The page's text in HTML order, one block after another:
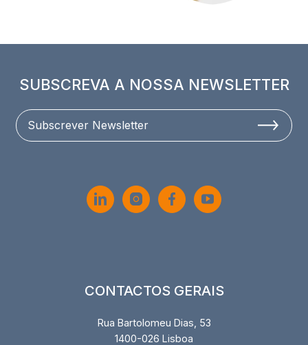
SUBSCREVA A NOSSA NEWSLETTER
Subscrever Newsletter
CONTACTOS GERAIS
Rua Bartolomeu Dias, 53
1400-026 Lisboa